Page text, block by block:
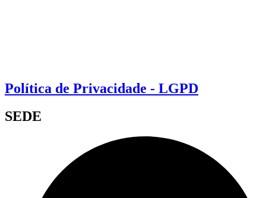
Política de Privacidade - LGPD
SEDE